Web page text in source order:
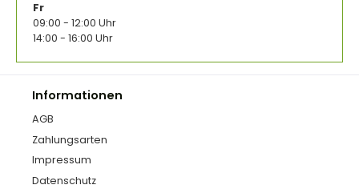
Fr
09:00 - 12:00 Uhr
14:00 - 16:00 Uhr
Informationen
AGB
Zahlungsarten
Impressum
Datenschutz